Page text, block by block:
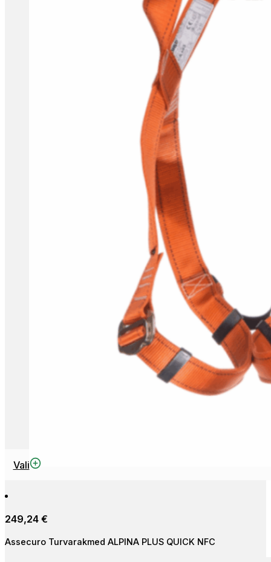
Vali
This
variants.
options
249,24 €
Assecuro Turvarakmed ALPINA PLUS QUICK NFC